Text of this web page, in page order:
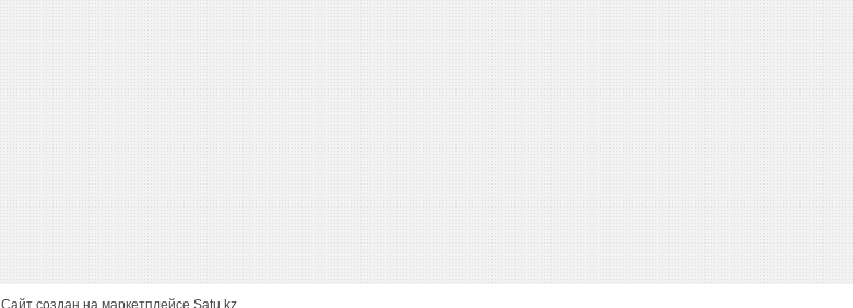
Сайт создан на маркетплейсе Satu.kz